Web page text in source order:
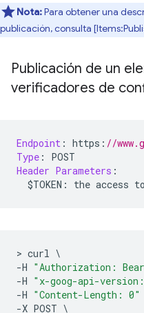
Nota:Para obtener una
publicación, consulta
Publicación de un
verificadores de
Endpoint : https : //
Type :
POST
Header Parameters :
$TOKEN : the access
> curl \
-H "Authorization:
-H "x-goog-api-
-H "Content-Length: 0"
-X POST \